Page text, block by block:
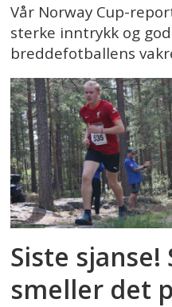
Vår Norway Cup-
sterke inntrykk og
breddefotballens
Siste sjanse!
smeller det